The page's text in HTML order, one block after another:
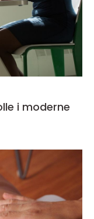
i moderne